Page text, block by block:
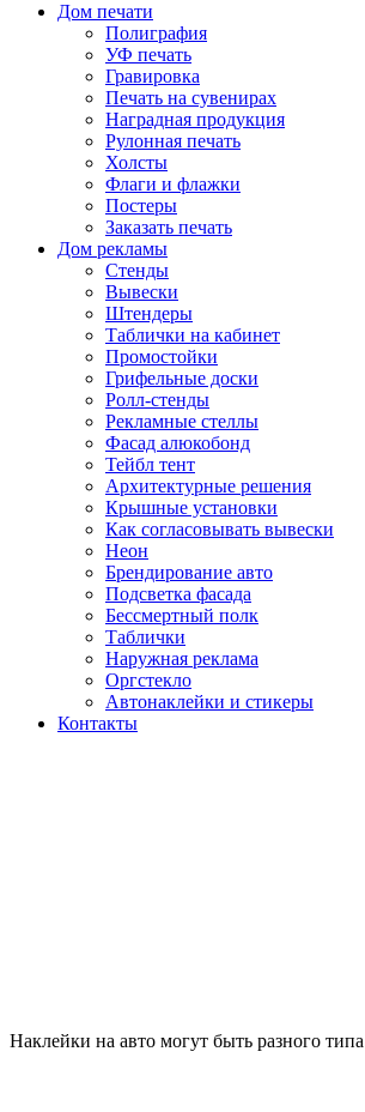
Дом печати
Полиграфия
УФ печать
Гравировка
Печать на сувенирах
Наградная продукция
Рулонная печать
Холсты
Флаги и флажки
Постеры
Заказать печать
Дом рекламы
Стенды
Вывески
Штендеры
Таблички на кабинет
Промостойки
Грифельные доски
Ролл-стенды
Рекламные стеллы
Фасад алюкобонд
Тейбл тент
Архитектурные решения
Крышные установки
Как согласовывать вывески
Неон
Брендирование авто
Подсветка фасада
Бессмертный полк
Таблички
Наружная реклама
Оргстекло
Автонаклейки и стикеры
Контакты
Наклейки на авто могут быть разного